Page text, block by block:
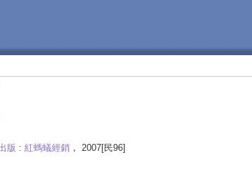
版 : 紅螞蟻經銷 ， 2007[民96]